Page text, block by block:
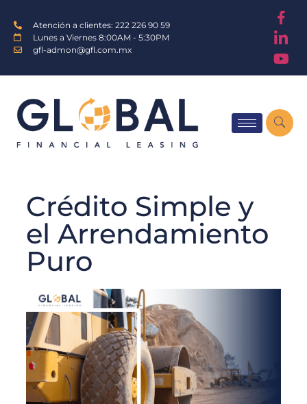
Atención a clientes: 222 226 90 59
Lunes a Viernes 8:00AM - 5:30PM
gfl-admon@gfl.com.mx
Crédito Simple y
el Arrendamiento
Puro